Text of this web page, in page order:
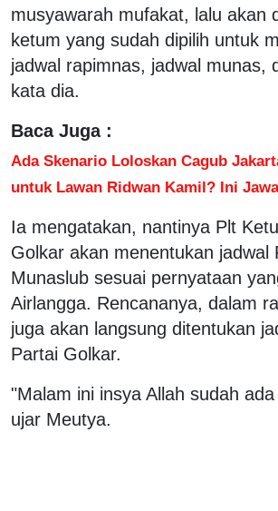
musyawarah mufakat, lalu akan
ketum yang sudah dipilih untuk
jadwal rapimnas, jadwal munas,
kata dia.
Baca Juga :
Ada Skenario Loloskan Cagub
untuk Lawan Ridwan Kamil? Ini
Ia mengatakan, nantinya Plt
Golkar akan menentukan jadwal
Munaslub sesuai pernyataan
Airlangga. Rencananya, dalam
juga akan langsung ditentukan
Partai Golkar.
"Malam ini insya Allah sudah
ujar Meutya.